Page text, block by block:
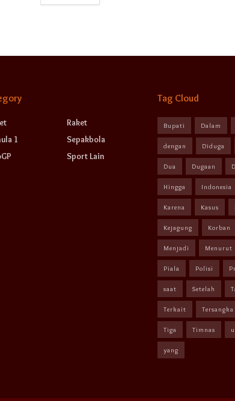
1
Raket
Sepakbola
Sport Lain
Tag Cloud
Bupati Dalam
dengan Diduga
Dua Dugaan
Hingga Indonesia
Karena Kasus
Kejagung Korban
Menjadi Menurut
Piala Polisi
saat Setelah
Terkait Tersangka
Tiga Timnas
yang